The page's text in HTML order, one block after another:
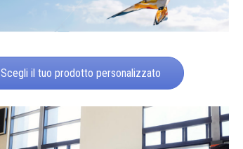
Scegli il tuo prodotto personalizzato